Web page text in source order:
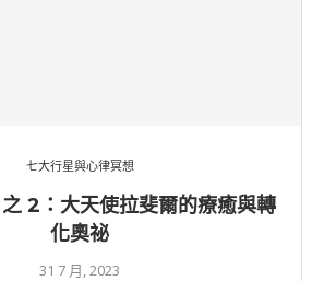
七大行星與心律冥想
之 2：大天使拉斐爾的療癒與轉
化奧祕
31 7 月, 2023